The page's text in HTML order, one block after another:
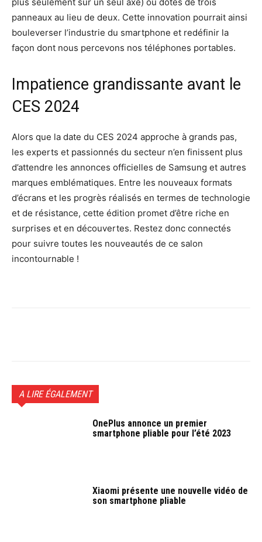
panneaux au lieu de deux. Cette innovation pourrait ainsi
bouleverser l’industrie du smartphone et redéfinir la
façon dont nous percevons nos téléphones portables.
Impatience grandissante avant le
CES 2024
Alors que la date du CES 2024 approche à grands pas,
les experts et passionnés du secteur n’en finissent plus
d’attendre les annonces officielles de Samsung et autres
marques emblématiques. Entre les nouveaux formats
d’écrans et les progrès réalisés en termes de technologie
et de résistance, cette édition promet d’être riche en
surprises et en découvertes. Restez donc connectés
pour suivre toutes les nouveautés de ce salon
incontournable !
A LIRE ÉGALEMENT
OnePlus annonce un premier
smartphone pliable pour l’été 2023
Xiaomi présente une nouvelle vidéo de
son smartphone pliable